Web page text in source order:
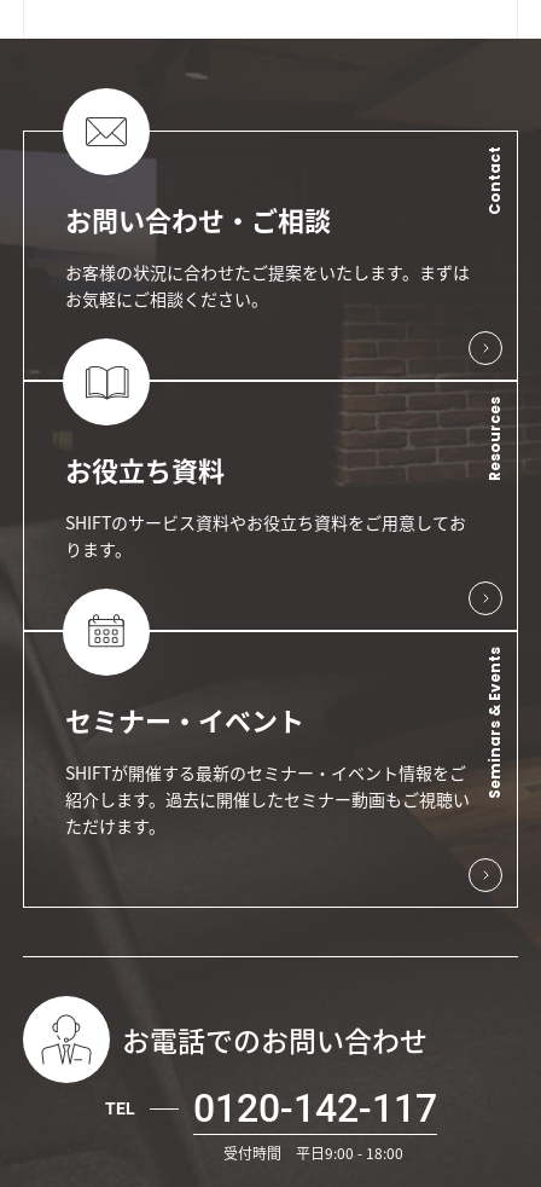
お問い合わせ・ご相談
お客様の状況に合わせたご提案をいたします。まずは
お気軽にご相談ください。
Contact
お役立ち資料
SHIFTのサービス資料やお役立ち資料をご用意してお
ります。
Resources
セミナー・イベント
SHIFTが開催する最新のセミナー・イベント情報をご
紹介します。過去に開催したセミナー動画もご視聴い
ただけます。
Seminars & Events
お電話でのお問い合わせ
TEL 0120-142-117
受付時間 平日9:00 - 18:00